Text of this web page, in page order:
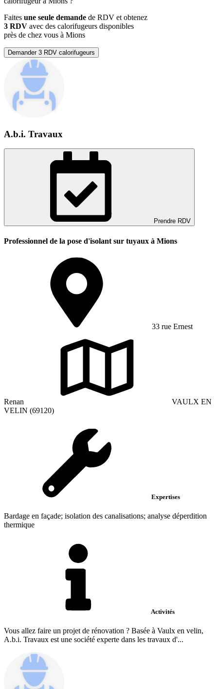
Faites une seule demande de RDV et obtenez
3 RDV avec des calorifugeurs disponibles
près de chez vous à Mions
Demander 3 RDV calorifugeurs
A.b.i. Travaux
Prendre RDV
Professionnel de la pose d'isolant sur tuyaux à Mions
33 rue Ernest
Renan
VAULX EN
VELIN (69120)
Expertises
Bardage en façade; isolation des canalisations; analyse déperdition
thermique
Activités
Vous allez faire un projet de rénovation ? Basée à Vaulx en velin,
A.b.i. Travaux est une société experte dans les travaux d'...